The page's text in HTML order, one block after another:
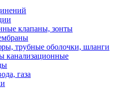
клапаны, зонты
трубные оболочки, шланги
канализационные
газа